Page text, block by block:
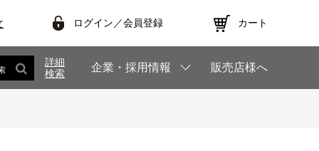
ログイン／会員登録 カート
詳細
検索
企業・採用情報 販売店様へ